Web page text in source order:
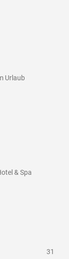
Urlaub
& Spa
31